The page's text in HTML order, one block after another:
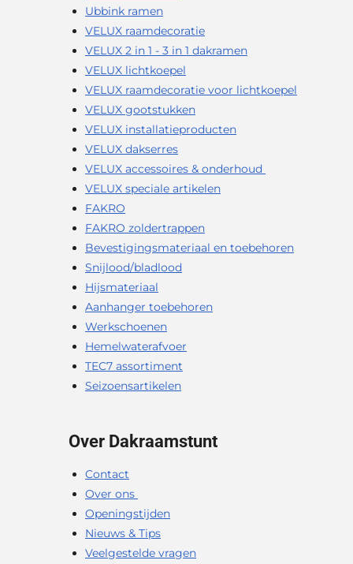
Ubbink ramen
VELUX raamdecoratie
VELUX 2 in 1 - 3 in 1 dakramen
VELUX lichtkoepel
VELUX raamdecoratie voor lichtkoepel
VELUX gootstukken
VELUX installatieproducten
VELUX dakserres
VELUX accessoires & onderhoud
VELUX speciale artikelen
FAKRO
FAKRO zoldertrappen
Bevestigingsmateriaal en toebehoren
Snijlood/bladlood
Hijsmateriaal
Aanhanger toebehoren
Werkschoenen
Hemelwaterafvoer
TEC7 assortiment
Seizoensartikelen
Over Dakraamstunt
Contact
Over ons
Openingstijden
Nieuws & Tips
Veelgestelde vragen